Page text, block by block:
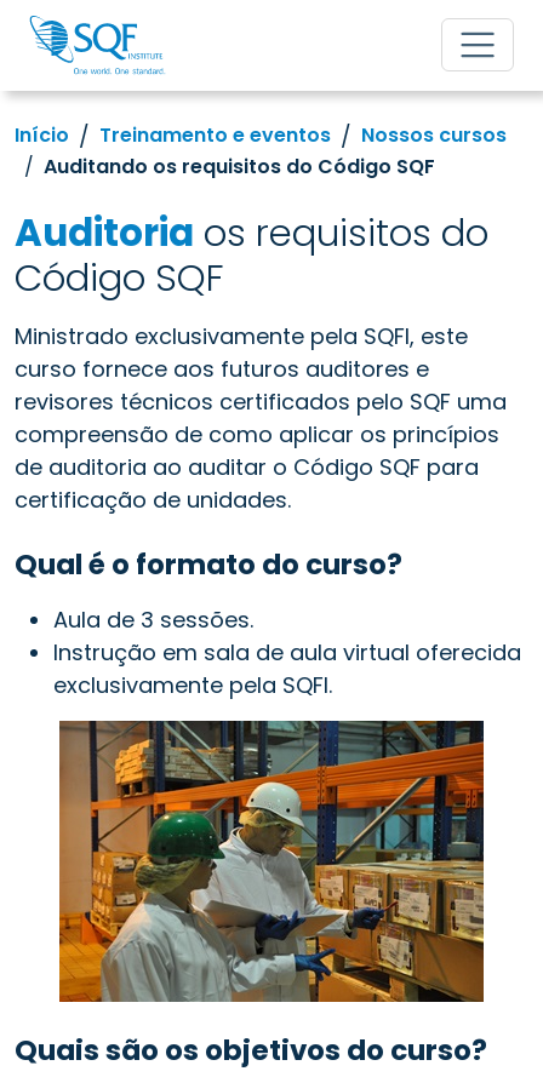
Início Treinamento e eventos
Nossos cursos
Auditando os requisitos do Código SQF
Auditoria os requisitos do
Código SQF
Ministrado exclusivamente pela SQFI, este
curso fornece aos futuros auditores e
revisores técnicos certificados pelo SQF uma
compreensão de como aplicar os princípios
de auditoria ao auditar o Código SQF para
certificação de unidades.
Qual é o formato do curso?
Aula de 3 sessões.
Instrução em sala de aula virtual oferecida
exclusivamente pela SQFI.
Quais são os objetivos do curso?